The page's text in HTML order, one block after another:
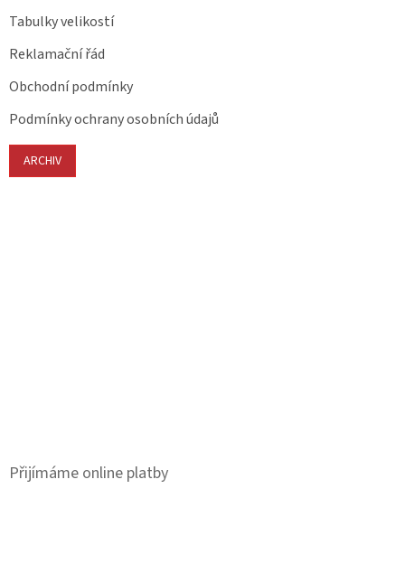
Tabulky velikostí
Reklamační řád
Obchodní podmínky
Podmínky ochrany osobních údajů
ARCHIV
Přijímáme online platby